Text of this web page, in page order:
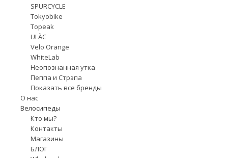
SPURCYCLE
Tokyobike
Topeak
ULÄC
Velo Orange
WhiteLab
Неопознанная утка
Пеппа и Стрэпа
Показать все бренды
О нас
Велосипеды
Кто мы?
Контакты
Магазины
БЛОГ